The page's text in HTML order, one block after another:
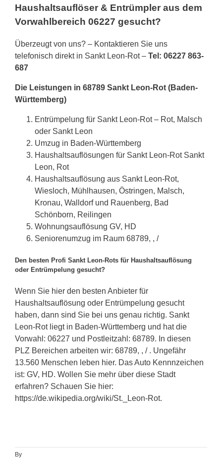
Haushaltsauflöser & Entrümpler aus dem
Vorwahlbereich 06227 gesucht?
Überzeugt von uns? – Kontaktieren Sie uns
telefonisch direkt in Sankt Leon-Rot – Tel: 06227 863-
687
Die Leistungen in 68789 Sankt Leon-Rot (Baden-
Württemberg)
Entrümpelung für Sankt Leon-Rot – Rot, Malsch
oder Sankt Leon
Umzug in Baden-Württemberg
Haushaltsauflösungen für Sankt Leon-Rot Sankt
Leon, Rot
Haushaltsauflösung aus Sankt Leon-Rot,
Wiesloch, Mühlhausen, Östringen, Malsch,
Kronau, Walldorf und Rauenberg, Bad
Schönborn, Reilingen
Wohnungsauflösung GV, HD
Seniorenumzug im Raum 68789, , /
Den besten Profi Sankt Leon-Rots für Haushaltsauflösung
oder Entrümpelung gesucht?
Wenn Sie hier den besten Anbieter für
Haushaltsauflösung oder Entrümpelung gesucht
haben, dann sind Sie bei uns genau richtig. Sankt
Leon-Rot liegt in Baden-Württemberg und hat die
Vorwahl: 06227 und Postleitzahl: 68789. In diesen
PLZ Bereichen arbeiten wir: 68789, , / . Ungefähr
13.560 Menschen leben hier. Das Auto Kennnzeichen
ist: GV, HD. Wollen Sie mehr über diese Stadt
erfahren? Schauen Sie hier:
https://de.wikipedia.org/wiki/St._Leon-Rot.
By